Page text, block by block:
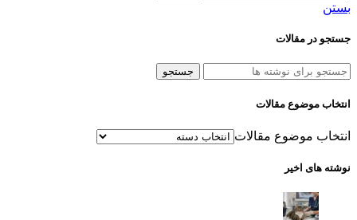
بستن
جستجو در مقالات
جستجو
انتخاب موضوع مقالات
انتخاب موضوع مقالات
نوشته های اخیر